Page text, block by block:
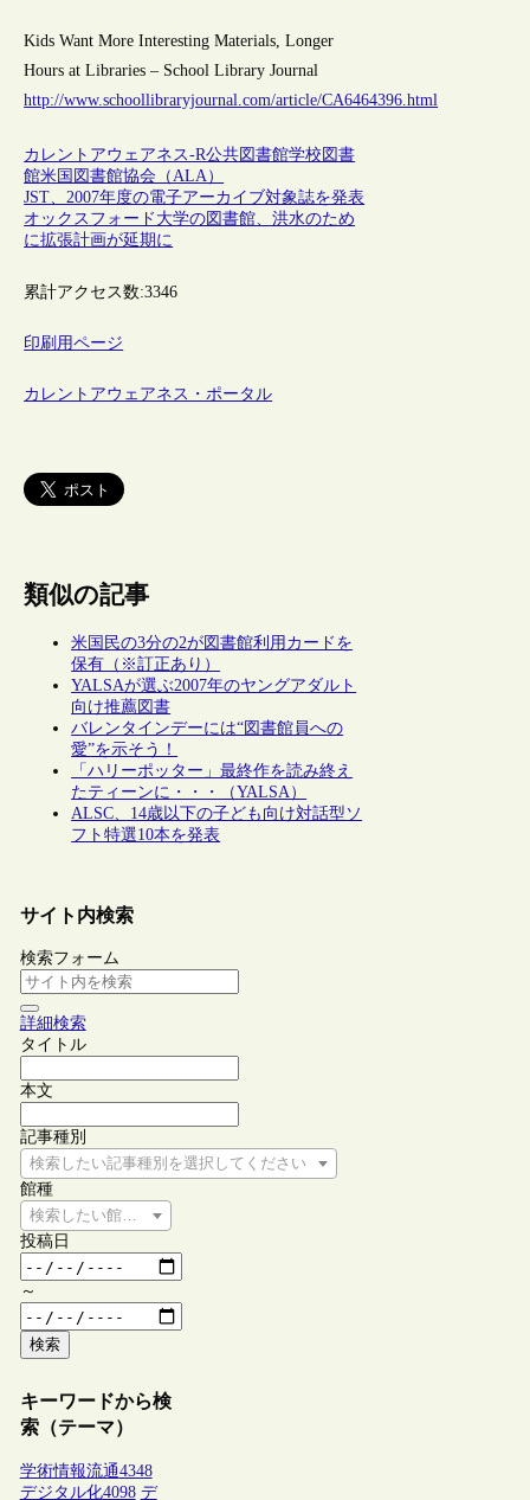
Kids Want More Interesting Materials, Longer
Hours at Libraries – School Library Journal
http://www.schoollibraryjournal.com/article/CA6464396.html
カレントアウェアネス-R公共図書館学校図書
館米国図書館協会（ALA）
JST、2007年度の電子アーカイブ対象誌を発表
オックスフォード大学の図書館、洪水のため
に拡張計画が延期に
累計アクセス数:3346
印刷用ページ
カレントアウェアネス・ポータル
類似の記事
米国民の3分の2が図書館利用カードを
保有（※訂正あり）
YALSAが選ぶ2007年のヤングアダルト
向け推薦図書
バレンタインデーには“図書館員への
愛”を示そう！
「ハリーポッター」最終作を読み終え
たティーンに・・・（YALSA）
ALSC、14歳以下の子ども向け対話型ソ
フト特選10本を発表
サイト内検索
検索フォーム
詳細検索
タイトル
本文
記事種別
検索したい記事種別を選択してください
館種
検索したい館種を選択してください
投稿日
～
検索
キーワードから検
索（テーマ）
学術情報流通4348
デジタル化4098 デ